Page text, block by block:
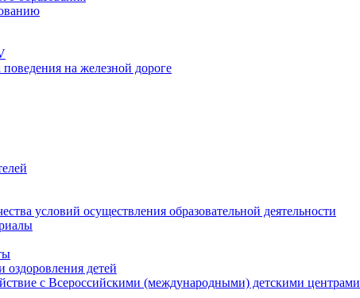
поведения на железной дороге
условий осуществления образовательной деятельности
детей
с Всероссийскими (международными) детскими центрами